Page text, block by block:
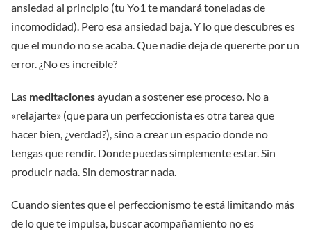
ansiedad al principio (tu Yo1 te mandará toneladas de
incomodidad). Pero esa ansiedad baja. Y lo que descubres es
que el mundo no se acaba. Que nadie deja de quererte por un
error. ¿No es increíble?
Las meditacionesayudan a sostener ese proceso. No a
«relajarte» (que para un perfeccionista es otra tarea que
hacer bien, ¿verdad?), sino a crear un espacio donde no
tengas que rendir. Donde puedas simplemente estar. Sin
producir nada. Sin demostrar nada.
Cuando sientes que el perfeccionismo te está limitando más
de lo que te impulsa, buscar acompañamiento no es